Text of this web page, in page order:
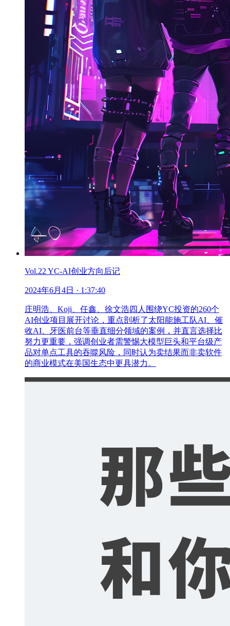
Vol.22 YC-AI创业方向后记
2024年6月4日 · 1:37:40
庄明浩、Koji、任鑫、徐文浩四人围绕YC投资的260个
AI创业项目展开讨论，重点剖析了太阳能施工队AI、催
收AI、牙医前台等垂直细分领域的案例，并直言选择比
努力更重要，强调创业者需警惕大模型巨头和平台级产
品对单点工具的吞噬风险，同时认为卖结果而非卖软件
的商业模式在美国生态中更具潜力。